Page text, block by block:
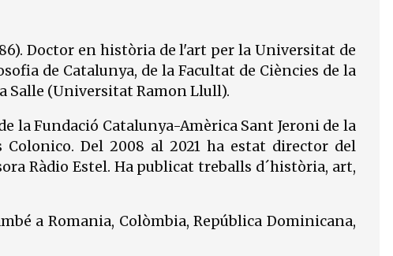
Doctor en història de l'art per la Universitat de
de Catalunya, de la Facultat de Ciències de la
Salle (Universitat Ramon Llull).
la Fundació Catalunya-Amèrica Sant Jeroni de la
Del 2008 al 2021 ha estat director del
Ràdio Estel. Ha publicat treballs d´història, art,
a Romania, Colòmbia, República Dominicana,